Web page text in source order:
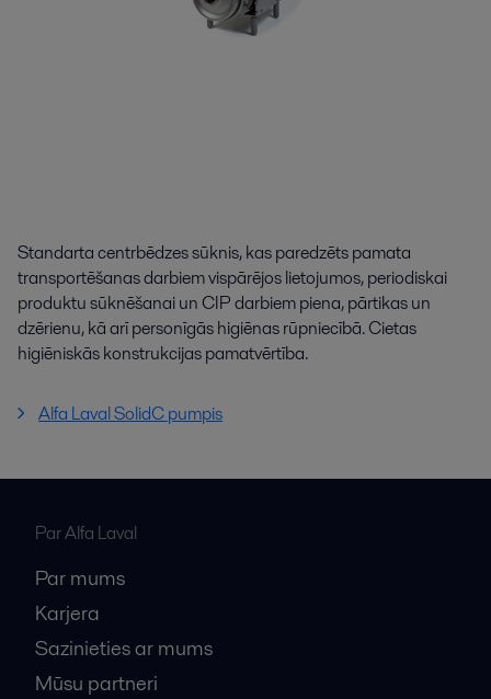
Standarta centrbēdzes sūknis, kas paredzēts pamata
transportēšanas darbiem vispārējos lietojumos, periodiskai
produktu sūknēšanai un CIP darbiem piena, pārtikas un
dzērienu, kā arī personīgās higiēnas rūpniecībā. Cietas
higiēniskās konstrukcijas pamatvērtība.
Alfa Laval SolidC pumpis
Par Alfa Laval
Par mums
Karjera
Sazinieties ar mums
Mūsu partneri